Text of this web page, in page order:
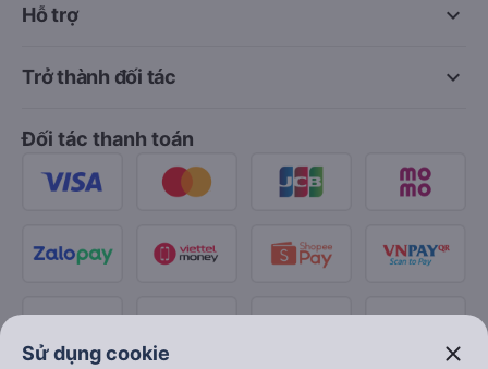
keyboard_arrow_down
Hỗ trợ
keyboard_arrow_down
Trở thành đối tác
Đối tác thanh toán
Sử dụng cookie close